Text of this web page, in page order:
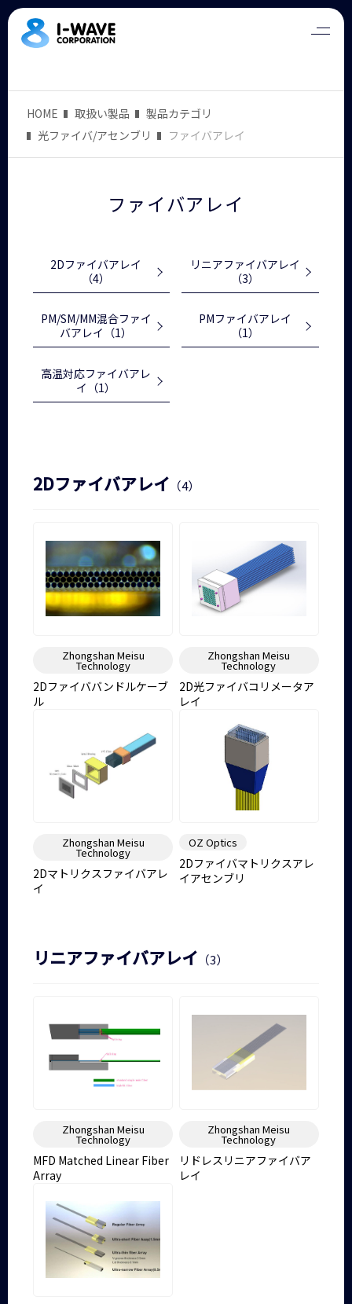
HOME 取扱い製品
製品カテゴリ
光ファイバ/アセンブリ
ファイバアレイ
ファイバアレイ
2Dファイバアレイ
（4）
リニアファイバアレイ
（3）
PM/SM/MM混合ファイ
バアレイ （1）
PMファイバアレイ
（1）
高温対応ファイバアレ
イ （1）
2Dファイバアレイ （4）
Zhongshan Meisu
Technology
2Dファイババンドルケーブ
ル
Zhongshan Meisu
Technology
2D光ファイバコリメータア
レイ
Zhongshan Meisu
Technology
2Dマトリクスファイバアレ
イ
OZ Optics
2Dファイバマトリクスアレ
イアセンブリ
リニアファイバアレイ （3）
Zhongshan Meisu
Technology
MFD Matched Linear Fiber
Array
Zhongshan Meisu
Technology
リドレスリニアファイバア
レイ